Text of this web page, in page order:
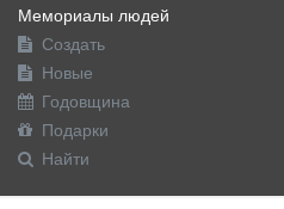
Мемориалы людей
Создать
Новые
Годовщина
Подарки
Найти